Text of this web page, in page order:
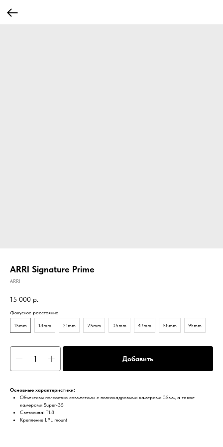
ARRI Signature Prime
ARRI
15 000 р.
Фокусное расстояние
15mm 18mm 21mm 25mm 35mm 47mm 58mm 95mm
Добавить
Основные характеристики:
Объективы полностью совместимы с полнокадровыми камерами 35мм, а также
камерами Super-35
Светосила: T1.8
Крепление LPL mount